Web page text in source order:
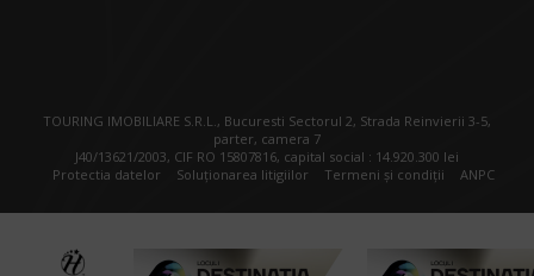
TOURING IMOBILIARE S.R.L., Bucuresti Sectorul 2, Strada Reinvierii 3-5,
parter, camera 7
J40/13621/2003, CIF RO 15807816, capital social : 14.920.300 lei
Protectia datelor
Soluționarea litigiilor Termeni și condiții ANPC